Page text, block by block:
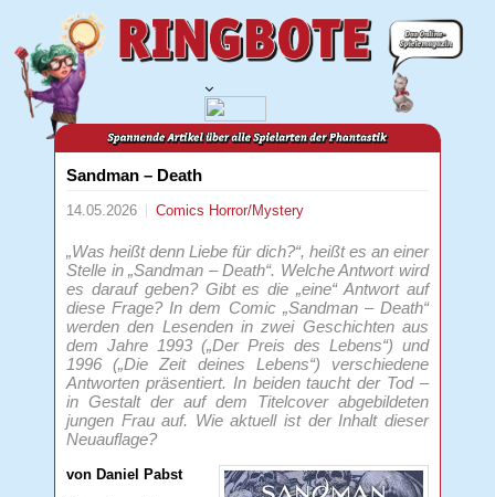
Sandman – Death
14.05.2026 Comics Horror/Mystery
„Was heißt denn Liebe für dich?“, heißt es an einer
Stelle in „Sandman – Death“. Welche Antwort wird
es darauf geben? Gibt es die „eine“ Antwort auf
diese Frage? In dem Comic „Sandman – Death“
werden den Lesenden in zwei Geschichten aus
dem Jahre 1993 („Der Preis des Lebens“) und
1996 („Die Zeit deines Lebens“) verschiedene
Antworten präsentiert. In beiden taucht der Tod –
in Gestalt der auf dem Titelcover abgebildeten
jungen Frau auf. Wie aktuell ist der Inhalt dieser
Neuauflage?
von Daniel Pabst